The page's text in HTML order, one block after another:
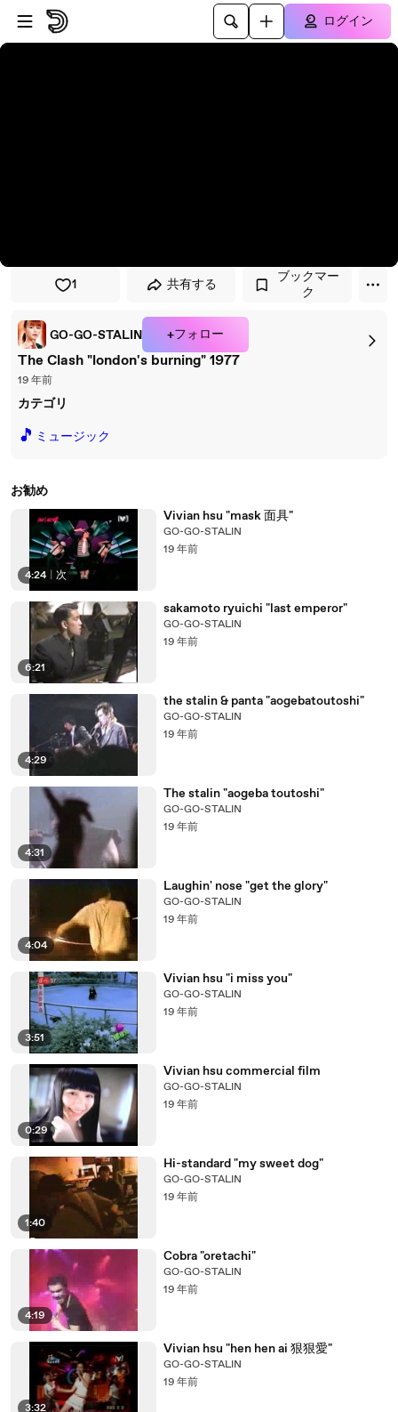
プレイヤーにスキップ
メインコンテンツにスキップ
ログイン
1 共有する
ブックマー
ク
GO-GO-STALIN +フォロー
The Clash "london's burning" 1977
19 年前
カテゴリ
🎵 ミュージック
お勧め
4:24 次
Vivian hsu "mask 面具"
GO-GO-STALIN
19 年前
6:21
sakamoto ryuichi "last emperor"
GO-GO-STALIN
19 年前
4:29
the stalin & panta "aogebatoutoshi"
GO-GO-STALIN
19 年前
4:31
The stalin "aogeba toutoshi"
GO-GO-STALIN
19 年前
4:04
Laughin' nose "get the glory"
GO-GO-STALIN
19 年前
3:51
Vivian hsu "i miss you"
GO-GO-STALIN
19 年前
0:29
Vivian hsu commercial film
GO-GO-STALIN
19 年前
1:40
Hi-standard "my sweet dog"
GO-GO-STALIN
19 年前
4:19
Cobra "oretachi"
GO-GO-STALIN
19 年前
3:32
Vivian hsu "hen hen ai 狠狠愛"
GO-GO-STALIN
19 年前